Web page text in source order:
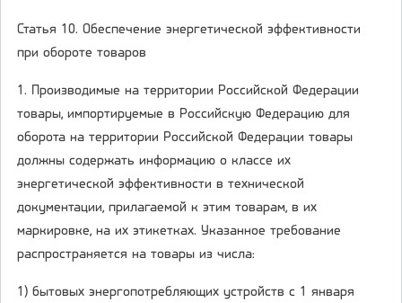
Статья 10. Обеспечение энергетической эффективности
при обороте товаров
1. Производимые на территории Российской Федерации
товары, импортируемые в Российскую Федерацию для
оборота на территории Российской Федерации товары
должны содержать информацию о классе их
энергетической эффективности в технической
документации, прилагаемой к этим товарам, в их
маркировке, на их этикетках. Указанное требование
распространяется на товары из числа:
1) бытовых энергопотребляющих устройств с 1 января